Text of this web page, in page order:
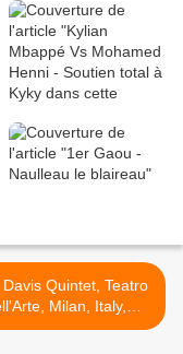
Davis Quintet, Teatro
Milan, Italy,
11th, 1964